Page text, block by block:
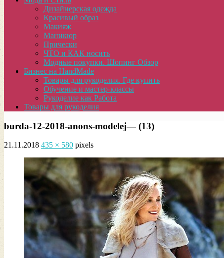
Дизайнерская одежда
Красивый образ
Макияж
Маникюр
Прически
ЧТО и КАК носить
Модные покупки. Шопинг Обзор
Бизнес на HandMade
Товары для рукоделия. Где купить
Обучение и мастер-классы
Рукоделие как Работа
Товары для рукоделия
burda-12-2018-anons-modelej— (13)
21.11.2018 435 × 580 pixels